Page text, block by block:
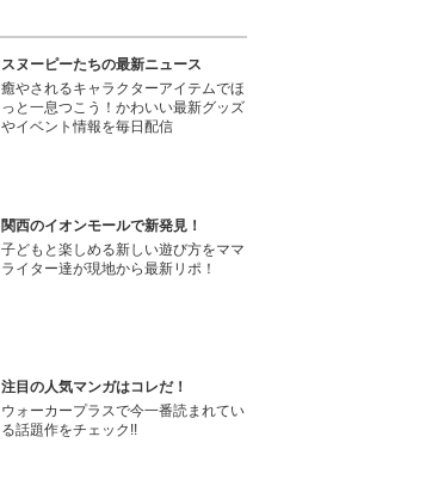
スヌーピーたちの最新ニュース
癒やされるキャラクターアイテムでほ
っと一息つこう！かわいい最新グッズ
やイベント情報を毎日配信
関西のイオンモールで新発見！
子どもと楽しめる新しい遊び方をママ
ライター達が現地から最新リポ！
注目の人気マンガはコレだ！
ウォーカープラスで今一番読まれてい
る話題作をチェック!!